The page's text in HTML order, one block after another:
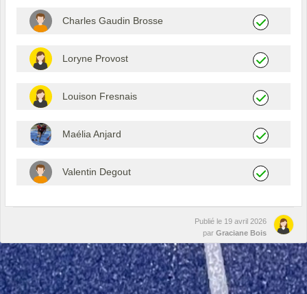
Charles Gaudin Brosse
Loryne Provost
Louison Fresnais
Maélia Anjard
Valentin Degout
Publié le 19 avril 2026
par Graciane Bois